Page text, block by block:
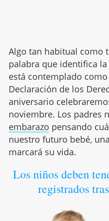
Algo tan habitual como
palabra que identifica
está contemplado
Declaración de los
aniversario
noviembre. Los padres
embarazo pensando
nuestro futuro bebé,
marcará su vida.
Los niños deben
registrados